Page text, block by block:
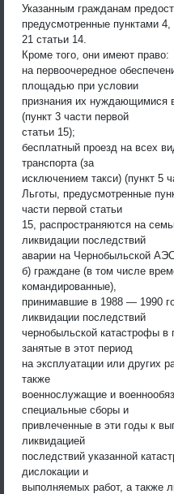
Указанным гражданам
предусмотренные пунктами 4,
21 статьи 14.
Кроме того, они имеют право:
на первоочередное
площадью при условии
признания их
(пункт 3 части первой
статьи 15);
бесплатный проезд на всех
транспорта (за
исключением такси) (пункт 5
Льготы, предусмотренные
части первой статьи
15, распространяются на
ликвидации последствий
аварии на Чернобыльской
б) граждане (в том числе
командированные),
принимавшие в 1988 — 1990
ликвидации последствий
чернобыльской катастрофы
занятые в этот период
на эксплуатации или других
также
военнослужащие и
специальные сборы и
привлеченные в эти годы к
ликвидацией
последствий указанной
дислокации и
выполняемых работ, а также